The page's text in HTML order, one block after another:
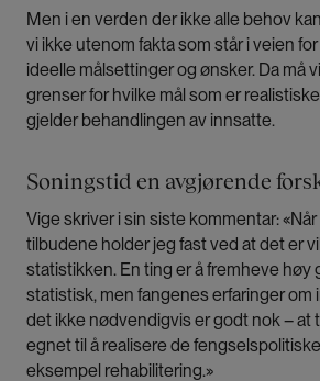
Men i en verden der ikke alle behov
vi ikke utenom fakta som står i veien
ideelle målsettinger og ønsker. Da må
grenser for hvilke mål som er
gjelder behandlingen av innsatte.
Soningstid en avgjørende
Vige skriver i sin siste kommentar:
tilbudene holder jeg fast ved at det er
statistikken. En ting er å fremheve høy
statistisk, men fangenes erfaringer om
det ikke nødvendigvis er godt nok – at
egnet til å realisere de
eksempel rehabilitering.»